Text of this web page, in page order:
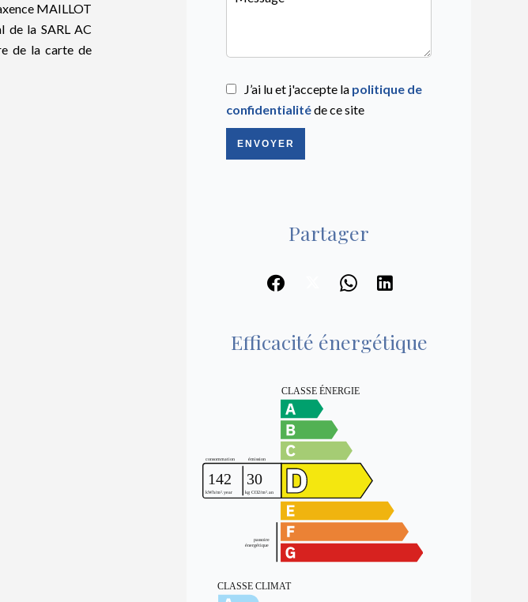
MAILLOT
de la SARL AC
de la carte de
J’ai lu et j'accepte la politique de
confidentialitéde ce site
ENVOYER
Partager
Efficacité énergétique